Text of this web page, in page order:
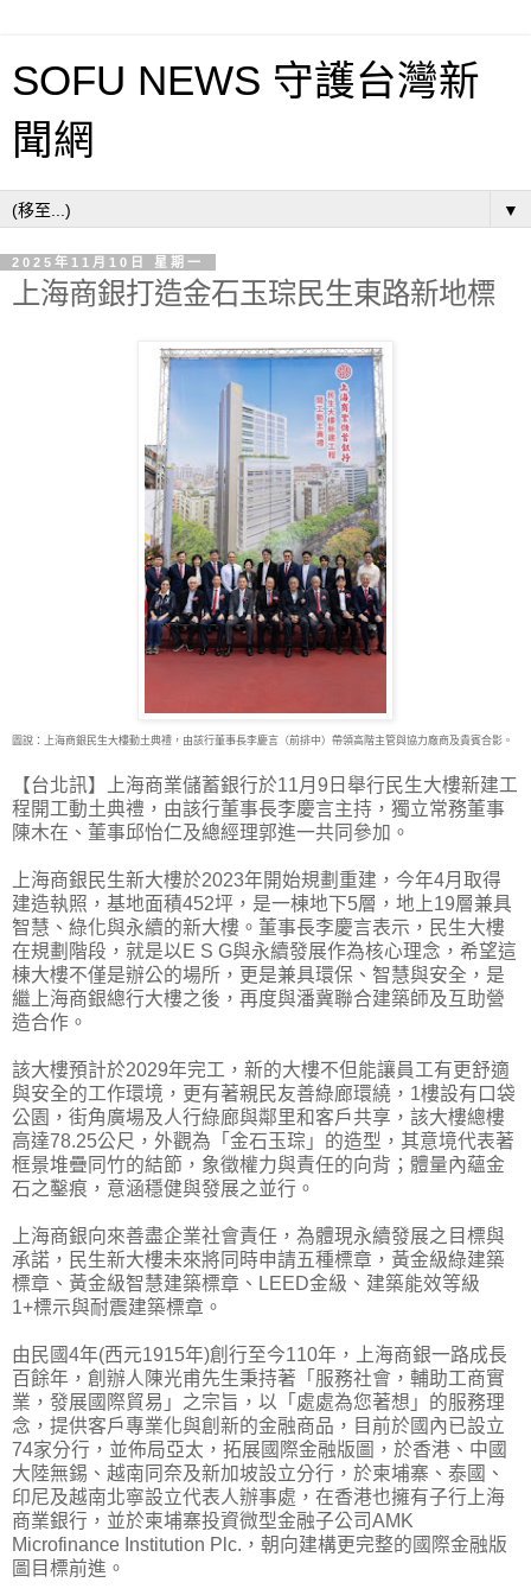
SOFU NEWS 守護台灣新
聞網
▼
2025年11月10日 星期一
上海商銀打造金石玉琮民生東路新地標
圖說：上海商銀民生大樓動土典禮，由該行董事長李慶言（前排中）帶領高階主管與協力廠商及貴賓合影。
【台北訊】上海商業儲蓄銀行於11月9日舉行民生大樓新建工
程開工動土典禮，由該行董事長李慶言主持，獨立常務董事
陳木在、董事邱怡仁及總經理郭進一共同參加。
上海商銀民生新大樓於2023年開始規劃重建，今年4月取得
建造執照，基地面積452坪，是一棟地下5層，地上19層兼具
智慧、綠化與永續的新大樓。董事長李慶言表示，民生大樓
在規劃階段，就是以E S G與永續發展作為核心理念，希望這
棟大樓不僅是辦公的場所，更是兼具環保、智慧與安全，是
繼上海商銀總行大樓之後，再度與潘冀聯合建築師及互助營
造合作。
該大樓預計於2029年完工，新的大樓不但能讓員工有更舒適
與安全的工作環境，更有著親民友善綠廊環繞，1樓設有口袋
公園，街角廣場及人行綠廊與鄰里和客戶共享，該大樓總樓
高達78.25公尺，外觀為「金石玉琮」的造型，其意境代表著
框景堆疊同竹的結節，象徵權力與責任的向背；體量內蘊金
石之鑿痕，意涵穩健與發展之並行。
上海商銀向來善盡企業社會責任，為體現永續發展之目標與
承諾，民生新大樓未來將同時申請五種標章，黃金級綠建築
標章、黃金級智慧建築標章、LEED金級、建築能效等級
1+標示與耐震建築標章。
由民國4年(西元1915年)創行至今110年，上海商銀一路成長
百餘年，創辦人陳光甫先生秉持著「服務社會，輔助工商實
業，發展國際貿易」之宗旨，以「處處為您著想」的服務理
念，提供客戶專業化與創新的金融商品，目前於國內已設立
74家分行，並佈局亞太，拓展國際金融版圖，於香港、中國
大陸無錫、越南同奈及新加坡設立分行，於柬埔寨、泰國、
印尼及越南北寧設立代表人辦事處，在香港也擁有子行上海
商業銀行，並於柬埔寨投資微型金融子公司AMK
Microfinance Institution Plc.，朝向建構更完整的國際金融版
圖目標前進。